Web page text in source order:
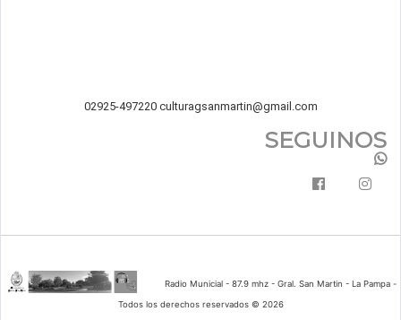
02925-497220 culturagsanmartin@gmail.com
SEGUINOS
Radio Municial - 87.9 mhz - Gral. San Martin - La Pampa -
Todos los derechos reservados © 2026